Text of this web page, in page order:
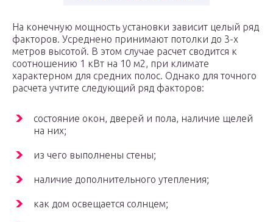
На конечную мощность установки зависит целый ряд
факторов. Усреднено принимают потолки до 3-х
метров высотой. В этом случае расчет сводится к
соотношению 1 кВт на 10 м2, при климате
характерном для средних полос. Однако для точного
расчета учтите следующий ряд факторов:
состояние окон, дверей и пола, наличие щелей
на них;
из чего выполнены стены;
наличие дополнительного утепления;
как дом освещается солнцем;